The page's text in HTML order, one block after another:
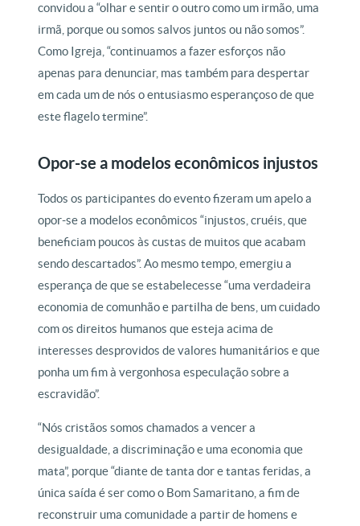
convidou a “olhar e sentir o outro como um irmão, uma
irmã, porque ou somos salvos juntos ou não somos”.
Como Igreja, “continuamos a fazer esforços não
apenas para denunciar, mas também para despertar
em cada um de nós o entusiasmo esperançoso de que
este flagelo termine”.
Opor-se a modelos econômicos injustos
Todos os participantes do evento fizeram um apelo a
opor-se a modelos econômicos “injustos, cruéis, que
beneficiam poucos às custas de muitos que acabam
sendo descartados”. Ao mesmo tempo, emergiu a
esperança de que se estabelecesse “uma verdadeira
economia de comunhão e partilha de bens, um cuidado
com os direitos humanos que esteja acima de
interesses desprovidos de valores humanitários e que
ponha um fim à vergonhosa especulação sobre a
escravidão”.
“Nós cristãos somos chamados a vencer a
desigualdade, a discriminação e uma economia que
mata”, porque “diante de tanta dor e tantas feridas, a
única saída é ser como o Bom Samaritano, a fim de
reconstruir uma comunidade a partir de homens e